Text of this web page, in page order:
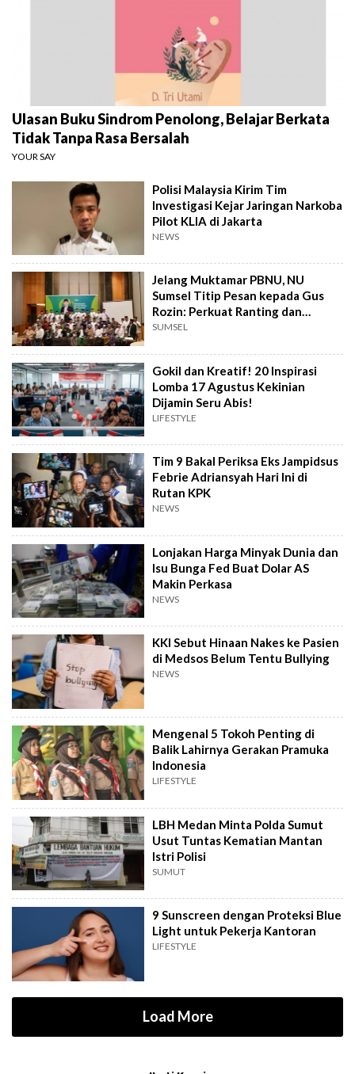
Ulasan Buku Sindrom Penolong, Belajar Berkata
Tidak Tanpa Rasa Bersalah
YOUR SAY
Polisi Malaysia Kirim Tim
Investigasi Kejar Jaringan Narkoba
Pilot KLIA di Jakarta
NEWS
Jelang Muktamar PBNU, NU
Sumsel Titip Pesan kepada Gus
Rozin: Perkuat Ranting dan
Pesantren
SUMSEL
Gokil dan Kreatif! 20 Inspirasi
Lomba 17 Agustus Kekinian
Dijamin Seru Abis!
LIFESTYLE
Tim 9 Bakal Periksa Eks Jampidsus
Febrie Adriansyah Hari Ini di
Rutan KPK
NEWS
Lonjakan Harga Minyak Dunia dan
Isu Bunga Fed Buat Dolar AS
Makin Perkasa
NEWS
KKI Sebut Hinaan Nakes ke Pasien
di Medsos Belum Tentu Bullying
NEWS
Mengenal 5 Tokoh Penting di
Balik Lahirnya Gerakan Pramuka
Indonesia
LIFESTYLE
LBH Medan Minta Polda Sumut
Usut Tuntas Kematian Mantan
Istri Polisi
SUMUT
9 Sunscreen dengan Proteksi Blue
Light untuk Pekerja Kantoran
LIFESTYLE
Load More